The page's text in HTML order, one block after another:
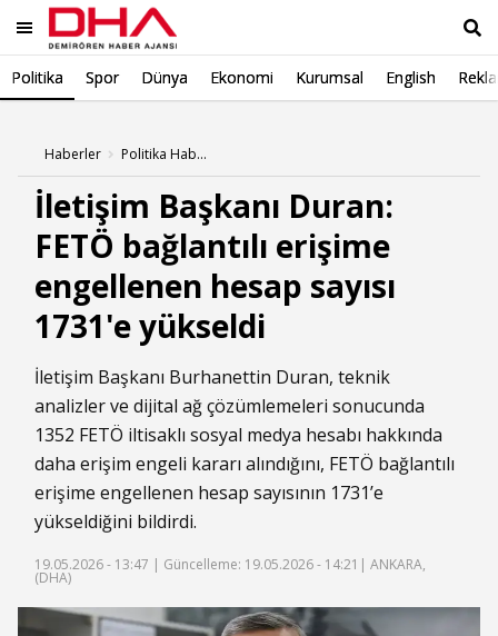
Politika Spor Dünya Ekonomi Kurumsal English
Haberler Politika Haberleri
İletişim Başkanı Duran:
FETÖ bağlantılı erişime
engellenen hesap sayısı
1731'e yükseldi
İletişim Başkanı Burhanettin Duran, teknik
analizler ve dijital ağ çözümlemeleri sonucunda
1352 FETÖ iltisaklı sosyal medya hesabı hakkında
daha erişim engeli kararı alındığını, FETÖ bağlantılı
erişime engellenen hesap sayısının 1731’e
yükseldiğini bildirdi.
19.05.2026 - 13:47 | Güncelleme: 19.05.2026 - 14:21 | ANKARA,
(DHA)